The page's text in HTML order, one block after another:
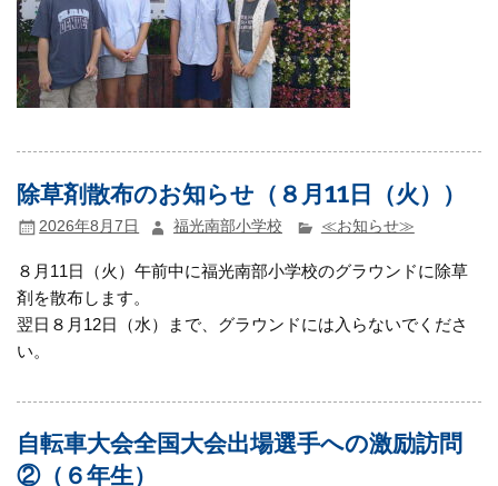
除草剤散布のお知らせ（８月11日（火））
2026年8月7日 福光南部小学校 ≪お知らせ≫
８月11日（火）午前中に福光南部小学校のグラウンドに除草
剤を散布します。
翌日８月12日（水）まで、グラウンドには入らないでくださ
い。
自転車大会全国大会出場選手への激励訪問
②（６年生）